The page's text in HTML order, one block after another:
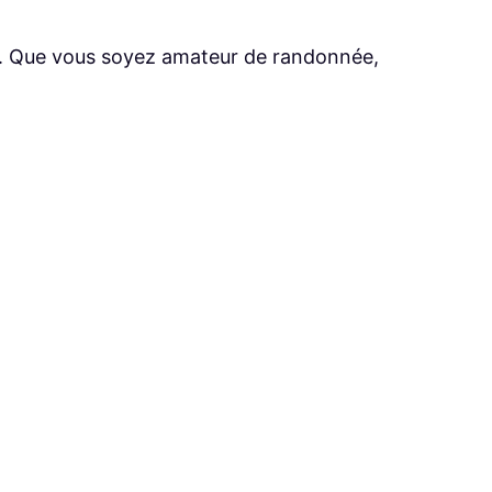
vous soyez amateur de randonnée,